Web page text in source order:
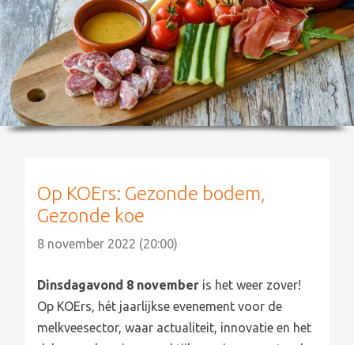
sport
grand café
zakelijk
over ons
Op KOErs: Gezonde bodem,
Gezonde koe
8 november 2022 (20:00)
Dinsdagavond 8 november is het weer zover!
Op KOErs, hét jaarlijkse evenement voor de
melkveesector, waar actualiteit, innovatie en het